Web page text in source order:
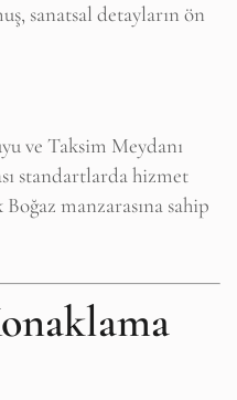
sanatsal detayların ön
ve Taksim Meydanı
standartlarda hizmet
manzarasına sahip